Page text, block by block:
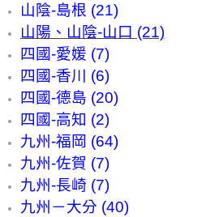
山陰-島根 (21)
山陽、山陰-山口 (21)
四國-愛媛 (7)
四國-香川 (6)
四國-德島 (20)
四國-高知 (2)
九州-福岡 (64)
九州-佐賀 (7)
九州-長崎 (7)
九州－大分 (40)